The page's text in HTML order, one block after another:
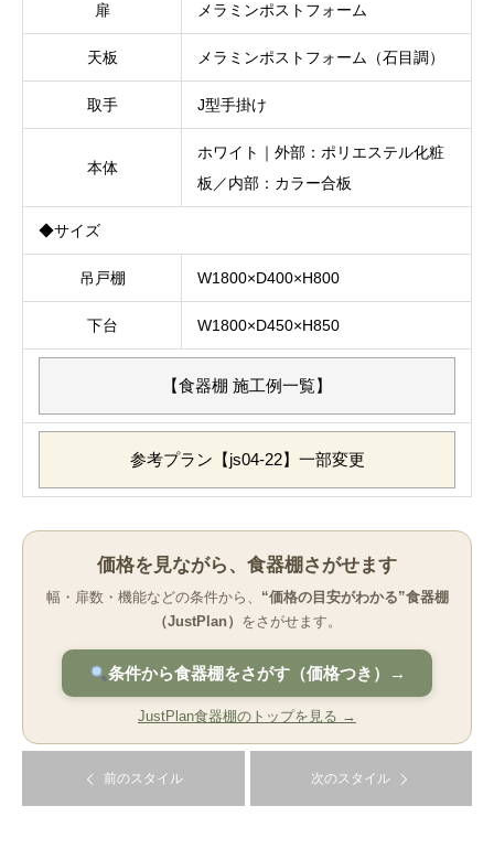
扉 メラミンポストフォーム
天板 メラミンポストフォーム（石目調）
取手 J型手掛け
本体
ホワイト｜外部：ポリエステル化粧
板／内部：カラー合板
◆サイズ
吊戸棚 W1800×D400×H800
下台 W1800×D450×H850
【食器棚 施工例一覧】
参考プラン【js04-22】一部変更
価格を見ながら、食器棚さがせます
幅・扉数・機能などの条件から、 “価格の目安がわかる”食器棚
（JustPlan） をさがせます。
条件から食器棚をさがす（価格つき）→
JustPlan食器棚のトップを見る →
前のスタイル 次のスタイル